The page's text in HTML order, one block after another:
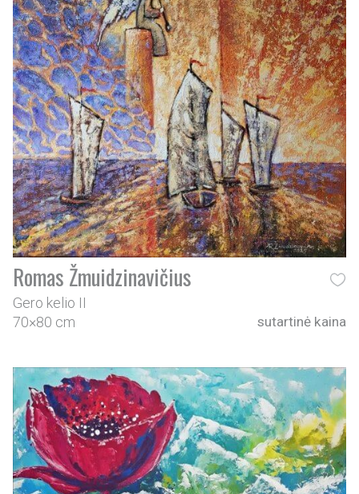
Romas Žmuidzinavičius
Gero kelio II
70×80 cm
sutartinė kaina